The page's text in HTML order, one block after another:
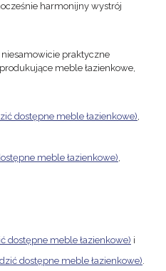
harmonijny wystrój
praktyczne
meble łazienkowe,
dostępne meble łazienkowe),
meble łazienkowe),
dostępne meble łazienkowe) i
dostępne meble łazienkowe).